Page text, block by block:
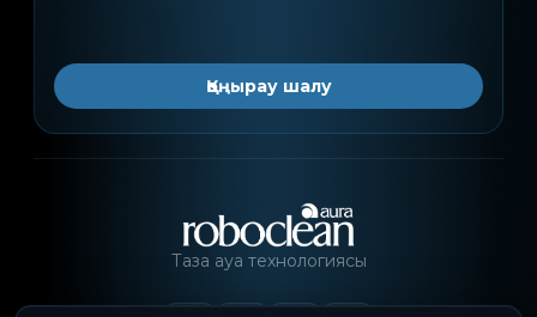
Қоңырау шалу
Таза ауа технологиясы